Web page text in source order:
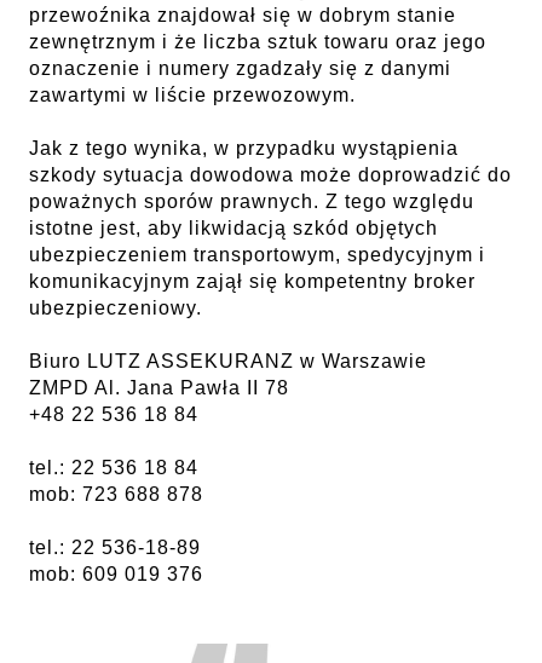
przewoźnika znajdował się w dobrym stanie
zewnętrznym i że liczba sztuk towaru oraz jego
oznaczenie i numery zgadzały się z danymi
zawartymi w liście przewozowym.
Jak z tego wynika, w przypadku wystąpienia
szkody sytuacja dowodowa może doprowadzić do
poważnych sporów prawnych. Z tego względu
istotne jest, aby likwidacją szkód objętych
ubezpieczeniem transportowym, spedycyjnym i
komunikacyjnym zajął się kompetentny broker
ubezpieczeniowy.
Biuro LUTZ ASSEKURANZ w Warszawie
ZMPD Al. Jana Pawła II 78
+48 22 536 18 84
tel.: 22 536 18 84
mob: 723 688 878
tel.: 22 536-18-89
mob: 609 019 376